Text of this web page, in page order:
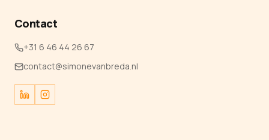
Contact
+31 6 46 44 26 67
contact@simonevanbreda.nl